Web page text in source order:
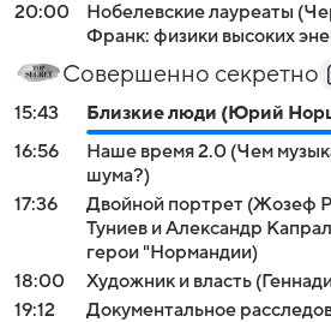
20:00
Нобелевские лауреаты
Франк: физики высоких
Совершенно секретно
15:43
Близкие люди (Юрий
16:56
Наше время 2.0 (Чем
шума?)
17:36
Двойной портрет (Жозеф
Туниев и Александр
герои "Нормандии)
18:00
Художник и власть
19:12
Документальное